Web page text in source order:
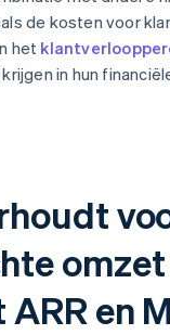
de kosten voor
het
in hun
omzet
en